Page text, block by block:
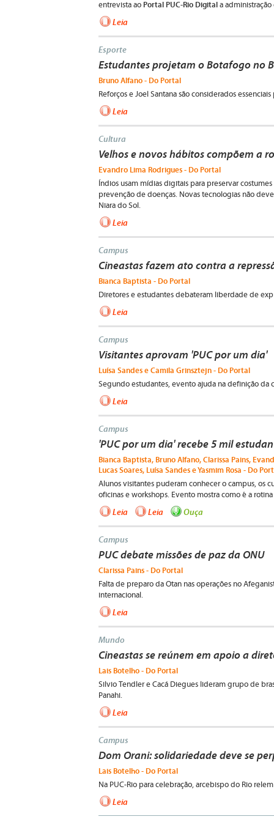
entrevista ao Portal PUC-Rio Digital a
Leia
Esporte
Estudantes projetam o Botafogo no
Bruno Alfano - Do Portal
Reforços e Joel Santana são considerados
Leia
Cultura
Velhos e novos hábitos compõem a
Evandro Lima Rodrigues - Do Portal
Índios usam mídias digitais para preservar
prevenção de doenças. Novas tecnologias não
Niara do Sol.
Leia
Campus
Cineastas fazem ato contra a
Bianca Baptista - Do Portal
Diretores e estudantes debateram liberdade de
Leia
Campus
Visitantes aprovam 'PUC por um dia'
Luísa Sandes e Camila Grinsztejn - Do Portal
Segundo estudantes, evento ajuda na definição da
Leia
Campus
'PUC por um dia' recebe 5 mil
Bianca Baptista, Bruno Alfano, Clarissa Pains,
Lucas Soares, Luísa Sandes e Yasmim Rosa - Do
Alunos visitantes puderam conhecer o campus, os
oficinas e workshops. Evento mostra como é a
Leia Leia Ouça
Campus
PUC debate missões de paz da ONU
Clarissa Pains - Do Portal
Falta de preparo da Otan nas operações no
internacional.
Leia
Mundo
Cineastas se reúnem em apoio a
Lais Botelho - Do Portal
Silvio Tendler e Cacá Diegues lideram grupo de
Panahi.
Leia
Campus
Dom Orani: solidariedade deve se
Lais Botelho - Do Portal
Na PUC-Rio para celebração, arcebispo do Rio
Leia